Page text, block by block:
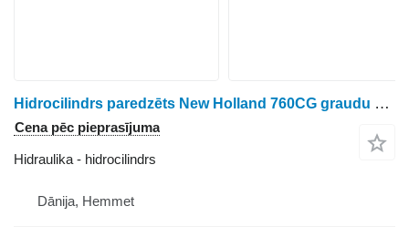
Hidrocilindrs paredzēts New Holland 760CG graudu hedera
Cena pēc pieprasījuma
Hidraulika - hidrocilindrs
Dānija, Hemmet